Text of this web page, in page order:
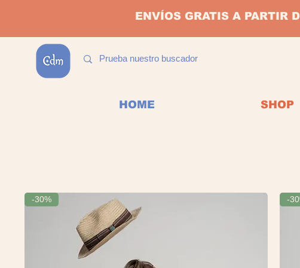
ENVÍOS GRATIS A PARTIR
HOME SHOP
-30% -